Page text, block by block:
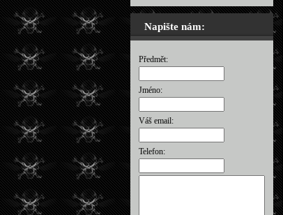
Napište nám:
Předmět:
Jméno:
Váš email:
Telefon: